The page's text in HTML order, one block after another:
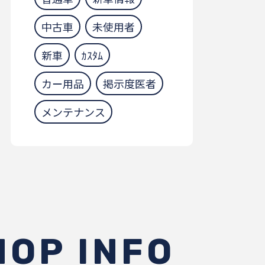
中古車
未使用者
新車
ｶｽﾀﾑ
カー用品
掲示度医者
メンテナンス
INFO